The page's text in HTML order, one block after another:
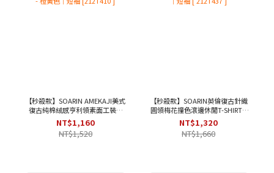
【秒殺款】SOARIN AMEKAJI美式
復古純棉絨感亨利領素面工裝T-
SHIRT - 橙黃色｜短袖 [212T410 ]
NT$1,160
NT$1,520
【秒殺款】SOARIN英倫復古針織
圓領梅花撞色滾邊休閒T-SHIRT -
杏色｜短袖 [ 212T437 ]
NT$1,320
NT$1,660